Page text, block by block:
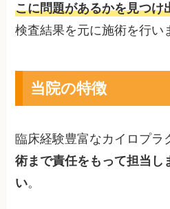
こに問題があるかを見つけ
検査結果を元に施術を行い
当院の特徴
臨床経験豊富なカイロプラ
術まで責任をもって担当し
い。